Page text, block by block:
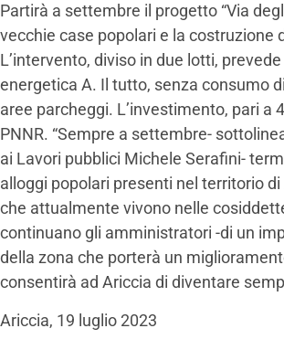
Partirà a settembre il progetto “Via
vecchie case popolari e la costruzione
L’intervento, diviso in due lotti,
energetica A. Il tutto, senza consumo
aree parcheggi. L’investimento, pari a
PNNR. “Sempre a settembre-
ai Lavori pubblici Michele Serafini-
alloggi popolari presenti nel territorio
che attualmente vivono nelle
continuano gli amministratori -di un
della zona che porterà un
consentirà ad Ariccia di diventare
Ariccia, 19 luglio 2023